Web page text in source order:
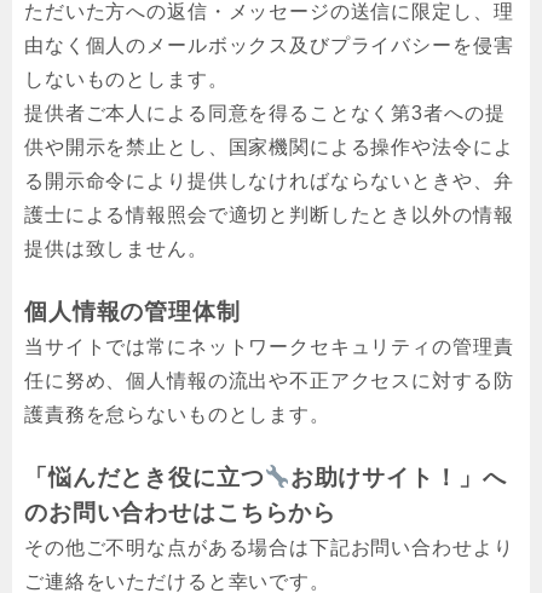
ただいた方への返信・メッセージの送信に限定し、理
由なく個人のメールボックス及びプライバシーを侵害
しないものとします。
提供者ご本人による同意を得ることなく第3者への提
供や開示を禁止とし、国家機関による操作や法令によ
る開示命令により提供しなければならないときや、弁
護士による情報照会で適切と判断したとき以外の情報
提供は致しません。
個人情報の管理体制
当サイトでは常にネットワークセキュリティの管理責
任に努め、個人情報の流出や不正アクセスに対する防
護責務を怠らないものとします。
「悩んだとき役に立つ
お助けサイト！」へ
のお問い合わせはこちらから
その他ご不明な点がある場合は下記お問い合わせより
ご連絡をいただけると幸いです。